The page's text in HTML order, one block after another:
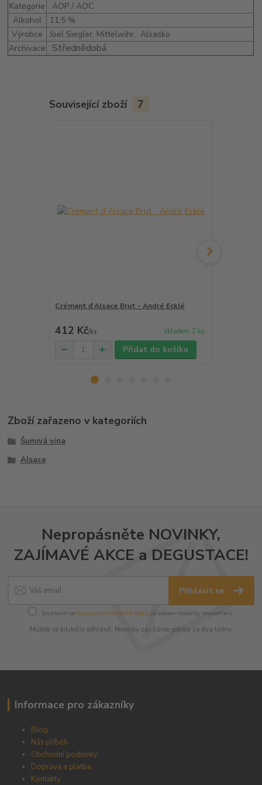
Kategorie
AOP / AOC
Alkohol
11,5 %
Výrobce
Joel Siegler, Mittelwihr,Alsasko
Archivace
Střednědobá
Související zboží 7
Crémant ď Alsace Brut - André Ecklé
412 Kč/ks skladem 2 ks
Přidat do košíku
Zboží zařazeno v kategoriích
Šumivá vína
Alsace
Nepropásněte NOVINKY,
ZAJÍMAVÉ AKCE a DEGUSTACE!
Přihlásit se
Souhlasím se zpracováním osobních údajůza účelem rozesílky newsletteru.
Můžete se kdykoliv odhlásit. Novinky zasíláme jednou za dva týdny.
Informace pro zákazníky
Blog
Náš příběh
Obchodní podnínky
Doprava a platba
Kontakty